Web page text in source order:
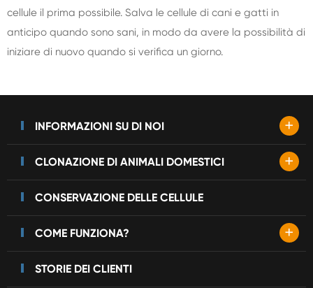
cellule il prima possibile. Salva le cellule di cani e gatti in
anticipo quando sono sani, in modo da avere la possibilità di
iniziare di nuovo quando si verifica un giorno.
INFORMAZIONI SU DI NOI +
CLONAZIONE DI ANIMALI DOMESTICI +
CONSERVAZIONE DELLE CELLULE
COME FUNZIONA? +
STORIE DEI CLIENTI